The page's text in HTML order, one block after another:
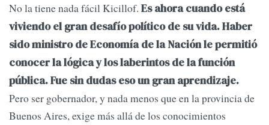
No la tiene nada fácil Kicillof. Es ahora cuando está
viviendo el gran desafío político de su vida. Haber
sido ministro de Economía de la Nación le permitió
conocer la lógica y los laberintos de la función
pública. Fue sin dudas eso un gran aprendizaje.
Pero ser gobernador, y nada menos que en la provincia de
Buenos Aires, exige más allá de los conocimientos